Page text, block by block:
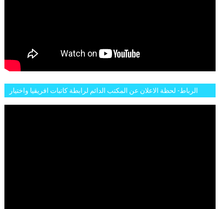
الرباط- لحظة الاعلان عن المكتب الدائم لرابطة كاتبات افريقيا واختيار
تاسع مارس للكاتبة الافريقية